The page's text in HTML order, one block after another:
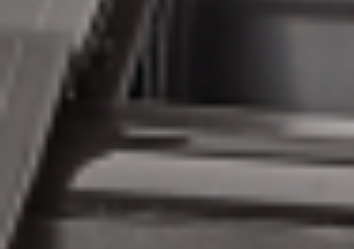
HP DesignJet T2600PS
36-in MFP
Producent
Technologia druku
atrament
Przeznaczenie
Ilość kolorów: inne
Ilość rolek
szerkość druku
Tehnologia skanowania